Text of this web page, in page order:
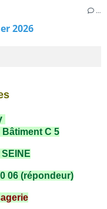
…
2026
Bâtiment C 5
06 (répondeur)